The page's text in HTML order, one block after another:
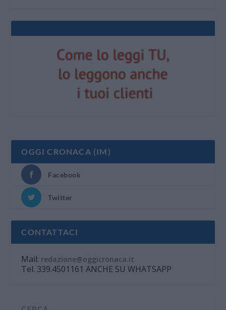
OGGI CRONACA (IM)
Facebook
Twitter
CONTATTACI
Mail: redazione@oggicronaca.it
Tel. 339.4501161 ANCHE SU WHATSAPP